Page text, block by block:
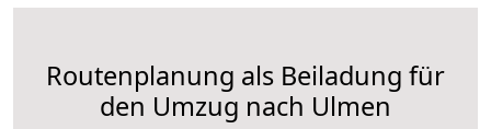
Routenplanung als Beiladung für
den Umzug nach Ulmen